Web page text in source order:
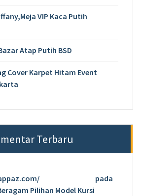
VIP Kaca Putih
Atap Putih BSD
Cover Karpet Hitam Event
Terbaru
pada
Pilihan Model Kursi